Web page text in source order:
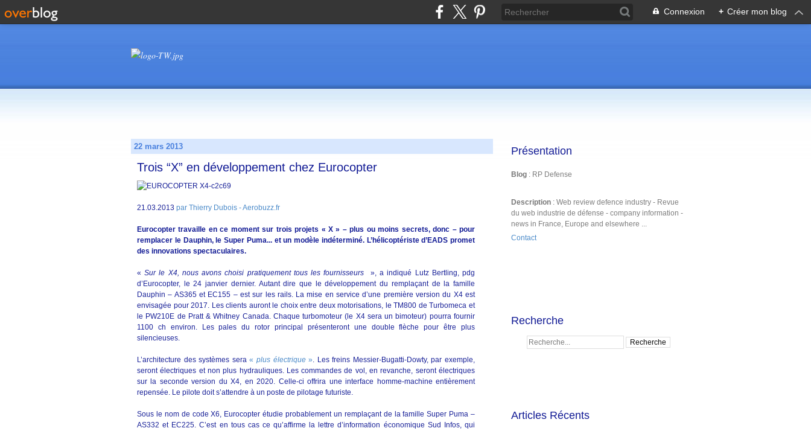
Connexion + Créer mon blog
22 mars 2013
Trois “X” en développement chez Eurocopter
21.03.2013 par Thierry Dubois - Aerobuzz.fr
Eurocopter travaille en ce moment sur trois projets « X » – plus ou moins secrets, donc – pour
remplacer le Dauphin, le Super Puma... et un modèle indéterminé. L’hélicoptériste d’EADS promet
des innovations spectaculaires.
«Sur le X4, nous avons choisi pratiquement tous les fournisseurs », a indiqué Lutz Bertling, pdg
d’Eurocopter, le 24 janvier dernier. Autant dire que le développement du remplaçant de la famille
Dauphin – AS365 et EC155 – est sur les rails. La mise en service d’une première version du X4 est
envisagée pour 2017. Les clients auront le choix entre deux motorisations, le TM800 de Turbomeca et
le PW210E de Pratt & Whitney Canada. Chaque turbomoteur (le X4 sera un bimoteur) pourra fournir
1100 ch environ. Les pales du rotor principal présenteront une double flèche pour être plus
silencieuses.
L’architecture des systèmes sera« plus électrique». Les freins Messier-Bugatti-Dowty, par exemple,
seront électriques et non plus hydrauliques. Les commandes de vol, en revanche, seront électriques
sur la seconde version du X4, en 2020. Celle-ci offrira une interface homme-machine entièrement
repensée. Le pilote doit s’attendre à un poste de pilotage futuriste.
Sous le nom de code X6, Eurocopter étudie probablement un remplaçant de la famille Super Puma –
AS332 et EC225. C’est en tous cas ce qu’affirme la lettre d’information économique Sud Infos, qui
Présentation
Blog : RP Defense
Description : Web review defence industry - Revue
du web industrie de défense - company information -
news in France, Europe and elsewhere ...
Contact
Recherche
Articles Récents